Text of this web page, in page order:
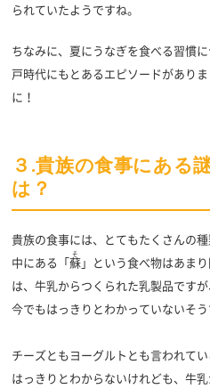
られていたようですね。
ちなみに、夏にうなぎを食べる習慣
戸時代にもとあるエピソードがあり
に！
３.貴族の食事にある
は？
貴族の食事には、とてもたくさんの
中にある「 蘇
そ
」という食べ物はあま
は、牛乳からつくられた乳製品です
今でもはっきりとわかっていないそう
チーズともヨーグルトとも言われてい
はっきりとわからないけれども、牛